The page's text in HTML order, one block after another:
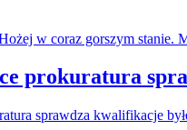
prokuratura